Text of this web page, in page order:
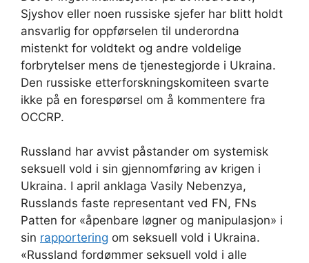
Sjyshov eller noen russiske sjefer har blitt holdt
ansvarlig for oppførselen til underordna
mistenkt for voldtekt og andre voldelige
forbrytelser mens de tjenestegjorde i Ukraina.
Den russiske etterforskningskomiteen svarte
ikke på en forespørsel om å kommentere fra
OCCRP.
Russland har avvist påstander om systemisk
seksuell vold i sin gjennomføring av krigen i
Ukraina. I april anklaga Vasily Nebenzya,
Russlands faste representant ved FN, FNs
Patten for «åpenbare løgner og manipulasjon» i
sin rapportering om seksuell vold i Ukraina.
«Russland fordømmer seksuell vold i alle